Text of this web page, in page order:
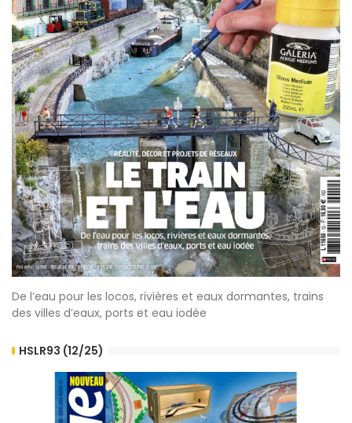
De l’eau pour les locos, rivières et eaux dormantes, trains
des villes d’eaux, ports et eau iodée
HSLR93 (12/25)